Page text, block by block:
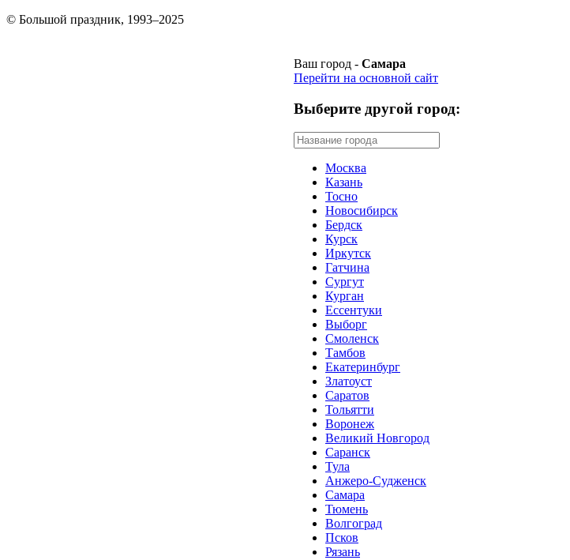
© Большой праздник, 1993–2025
Ваш город - Самара
Перейти на основной сайт
Выберите другой город:
Москва
Казань
Тосно
Новосибирск
Бердск
Курск
Иркутск
Гатчина
Сургут
Курган
Ессентуки
Выборг
Смоленск
Тамбов
Екатеринбург
Златоуст
Саратов
Тольятти
Воронеж
Великий Новгород
Саранск
Тула
Анжеро-Судженск
Самара
Тюмень
Волгоград
Псков
Рязань